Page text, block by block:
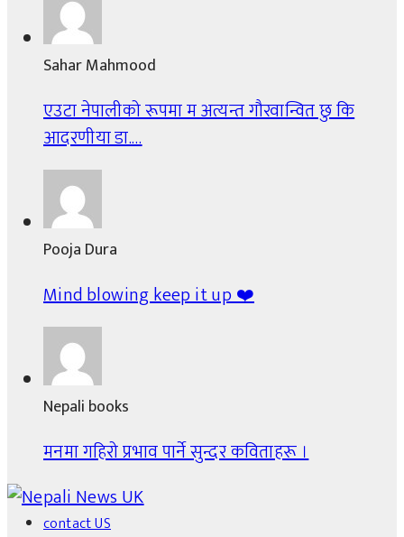
Sahar Mahmood
एउटा नेपालीको रूपमा म अत्यन्त गौरवान्वित छु कि
आदरणीया डा.…
Pooja Dura
Mind blowing keep it up ❤️
Nepali books
मनमा गहिरो प्रभाव पार्ने सुन्दर कविताहरू ।
contact US